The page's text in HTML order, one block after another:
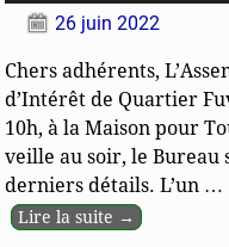
26 juin 2022
Chers adhérents,
d’Intérêt de Quartier
10h, à la Maison pour
veille au soir, le Bureau
derniers détails. L’un …
Lire la suite →